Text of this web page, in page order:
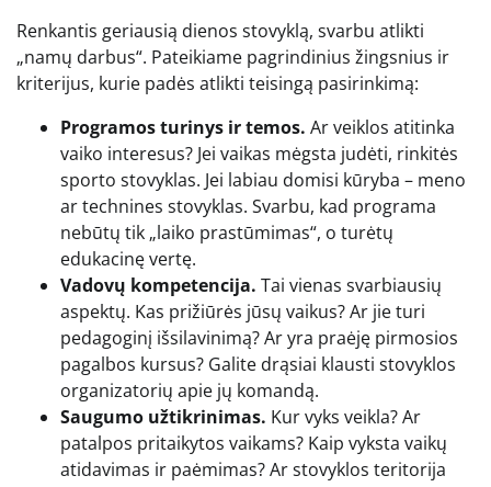
Renkantis geriausią dienos stovyklą, svarbu atlikti
„namų darbus“. Pateikiame pagrindinius žingsnius ir
kriterijus, kurie padės atlikti teisingą pasirinkimą:
Programos turinys ir temos. Ar veiklos atitinka
vaiko interesus? Jei vaikas mėgsta judėti, rinkitės
sporto stovyklas. Jei labiau domisi kūryba – meno
ar technines stovyklas. Svarbu, kad programa
nebūtų tik „laiko prastūmimas“, o turėtų
edukacinę vertę.
Vadovų kompetencija. Tai vienas svarbiausių
aspektų. Kas prižiūrės jūsų vaikus? Ar jie turi
pedagoginį išsilavinimą? Ar yra praėję pirmosios
pagalbos kursus? Galite drąsiai klausti stovyklos
organizatorių apie jų komandą.
Saugumo užtikrinimas. Kur vyks veikla? Ar
patalpos pritaikytos vaikams? Kaip vyksta vaikų
atidavimas ir paėmimas? Ar stovyklos teritorija